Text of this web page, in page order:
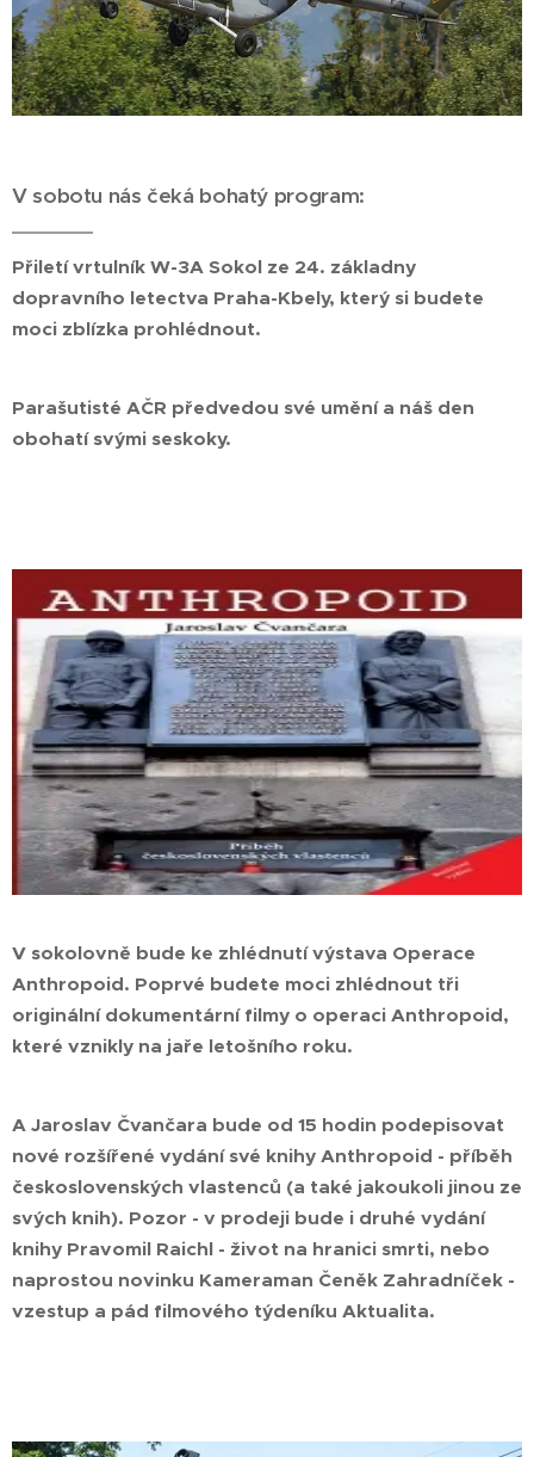
V sobotu nás čeká bohatý program:
Přiletí vrtulník W-3A Sokol ze 24. základny
dopravního letectva Praha-Kbely, který si budete
moci zblízka prohlédnout.
Parašutisté AČR předvedou své umění a náš den
obohatí svými seskoky.
V sokolovně bude ke zhlédnutí výstava Operace
Anthropoid. Poprvé budete moci zhlédnout tři
originální dokumentární filmy o operaci Anthropoid,
které vznikly na jaře letošního roku.
A Jaroslav Čvančara bude od 15 hodin podepisovat
nové rozšířené vydání své knihy Anthropoid - příběh
československých vlastenců (a také jakoukoli jinou ze
svých knih). Pozor - v prodeji bude i druhé vydání
knihy Pravomil Raichl - život na hranici smrti, nebo
naprostou novinku Kameraman Čeněk Zahradníček -
vzestup a pád filmového týdeníku Aktualita.